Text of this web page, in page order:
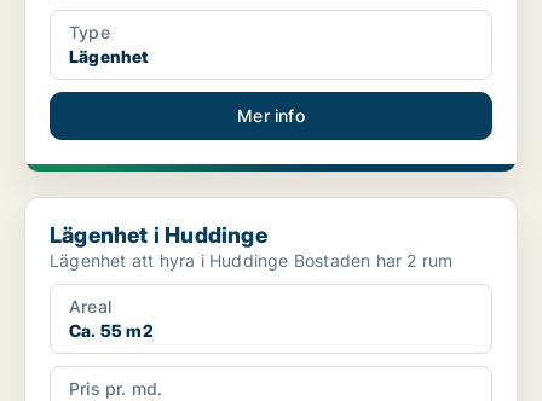
Type
Lägenhet
Mer info
Lägenhet i Huddinge
Lägenhet i Huddinge
Lägenhet att hyra i Huddinge Bostaden har 2 rum
Areal
Ca. 55 m2
Pris pr. md.